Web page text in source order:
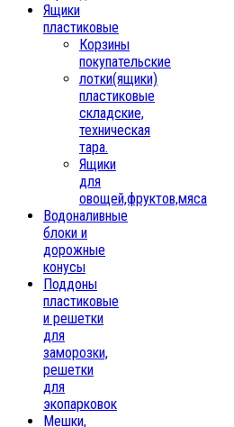
Ящики
пластиковые
Корзины
покупательские
лотки(ящики)
пластиковые
складские,
техническая
тара.
Ящики
для
овощей,фруктов,мяса
Водоналивные
блоки и
дорожные
конусы
Поддоны
пластиковые
и решетки
для
заморозки,
решетки
для
экопарковок
Мешки,